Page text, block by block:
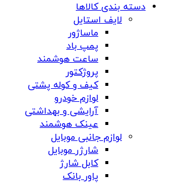
دسته بندی کالاها
لایف استایل
ماساژور
پمپ باد
ساعت هوشمند
پروژکتور
کیف و کوله پشتی
لوازم خودرو
آرایشی و بهداشتی
عینک هوشمند
لوازم جانبی موبایل
شارژر موبایل
کابل شارژ
پاور بانک